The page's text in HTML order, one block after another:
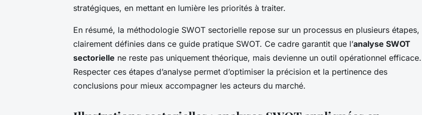
stratégiques, en mettant en lumière les priorités à traiter.
En résumé, la méthodologie SWOT sectorielle repose sur un processus en plusieurs étapes,
clairement définies dans ce guide pratique SWOT. Ce cadre garantit que l’analyse SWOT
sectorielle ne reste pas uniquement théorique, mais devienne un outil opérationnel efficace.
Respecter ces étapes d’analyse permet d’optimiser la précision et la pertinence des
conclusions pour mieux accompagner les acteurs du marché.